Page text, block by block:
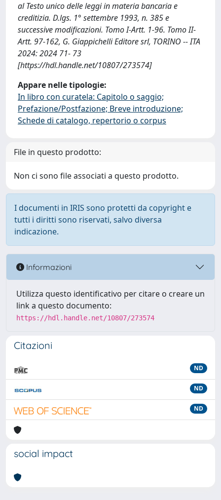
al Testo unico delle leggi in materia bancaria e
creditizia. D.lgs. 1° settembre 1993, n. 385 e
successive modificazioni. Tomo I-Artt. 1-96. Tomo II-
Artt. 97-162, G. Giappichelli Editore srl, TORINO -- ITA
2024: 2024 71- 73
[https://hdl.handle.net/10807/273574]
Appare nelle tipologie:
In libro con curatela: Capitolo o saggio;
Prefazione/Postfazione; Breve introduzione;
Schede di catalogo, repertorio o corpus
File in questo prodotto:
Non ci sono file associati a questo prodotto.
I documenti in IRIS sono protetti da copyright e
tutti i diritti sono riservati, salvo diversa
indicazione.
Informazioni
Utilizza questo identificativo per citare o creare un
link a questo documento:
https://hdl.handle.net/10807/273574
Citazioni
ND
ND
ND
social impact